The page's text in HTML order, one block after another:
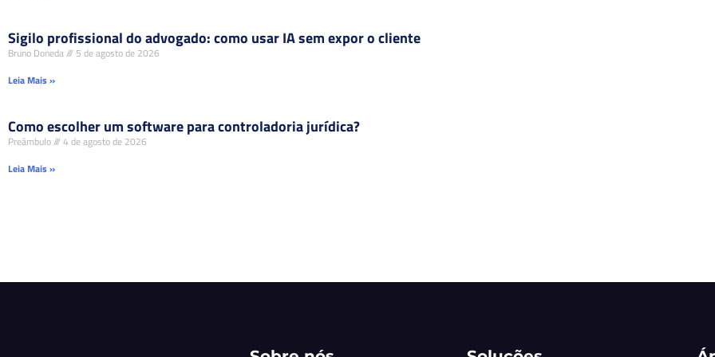
Sigilo profissional do advogado: como usar IA sem expor o cliente
Bruno Doneda
5 de agosto de 2026
Leia Mais »
Como escolher um software para controladoria jurídica?
Preâmbulo
4 de agosto de 2026
Leia Mais »